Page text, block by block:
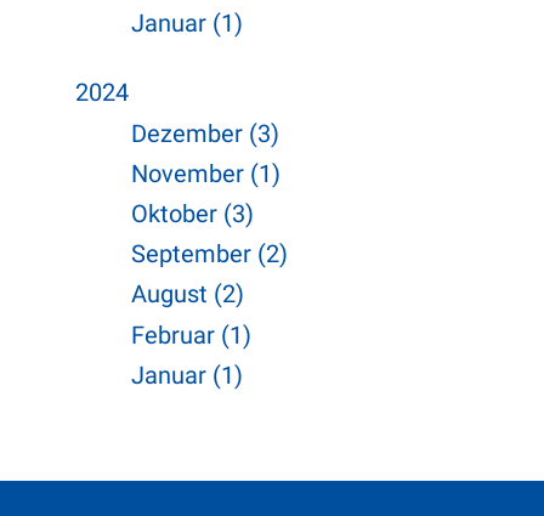
Januar (1)
2024
Dezember (3)
November (1)
Oktober (3)
September (2)
August (2)
Februar (1)
Januar (1)